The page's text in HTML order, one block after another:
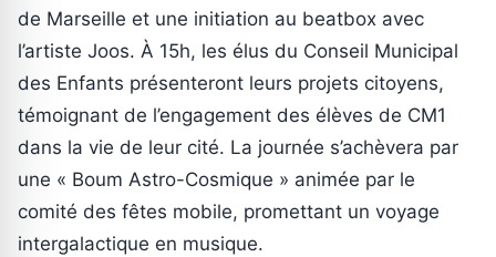
de Marseille et une initiation au beatbox avec
l’artiste Joos. À 15h, les élus du Conseil Municipal
des Enfants présenteront leurs projets citoyens,
témoignant de l’engagement des élèves de CM1
dans la vie de leur cité. La journée s’achèvera par
une « Boum Astro-Cosmique » animée par le
comité des fêtes mobile, promettant un voyage
intergalactique en musique.